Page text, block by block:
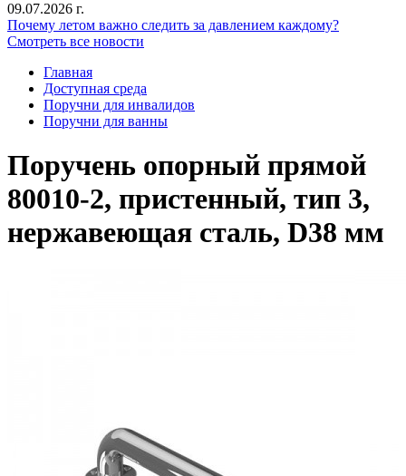
09.07.2026 г.
Почему летом важно следить за давлением каждому?
Смотреть все новости
Главная
Доступная среда
Поручни для инвалидов
Поручни для ванны
Поручень опорный прямой
80010-2, пристенный, тип 3,
нержавеющая сталь, D38 мм